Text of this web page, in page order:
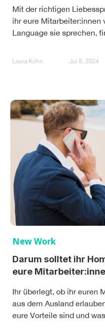
Mit der richtigen
ihr eure Mitarbeiter:innen
Language sie sprechen,
Laura Kühn Jul 8, 2024
New Work
Darum solltet ihr
eure
Ihr überlegt, ob ihr euren
aus dem Ausland
eure Vorteile sind und